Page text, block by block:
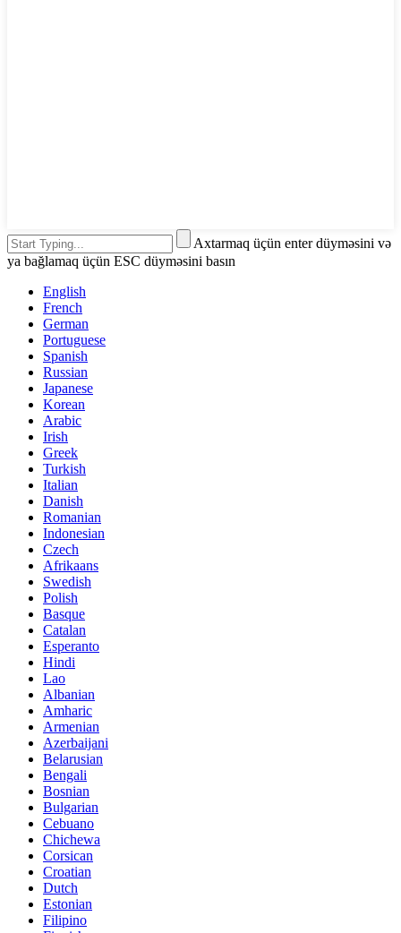
Axtarmaq üçün enter düyməsini və
ya bağlamaq üçün ESC düyməsini basın
English
French
German
Portuguese
Spanish
Russian
Japanese
Korean
Arabic
Irish
Greek
Turkish
Italian
Danish
Romanian
Indonesian
Czech
Afrikaans
Swedish
Polish
Basque
Catalan
Esperanto
Hindi
Lao
Albanian
Amharic
Armenian
Azerbaijani
Belarusian
Bengali
Bosnian
Bulgarian
Cebuano
Chichewa
Corsican
Croatian
Dutch
Estonian
Filipino